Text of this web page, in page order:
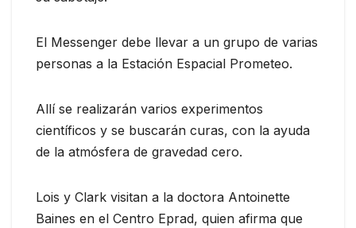
El Messenger debe llevar a un grupo de varias
personas a la Estación Espacial Prometeo.
Allí se realizarán varios experimentos
científicos y se buscarán curas, con la ayuda
de la atmósfera de gravedad cero.
Lois y Clark visitan a la doctora Antoinette
Baines en el Centro Eprad, quien afirma que